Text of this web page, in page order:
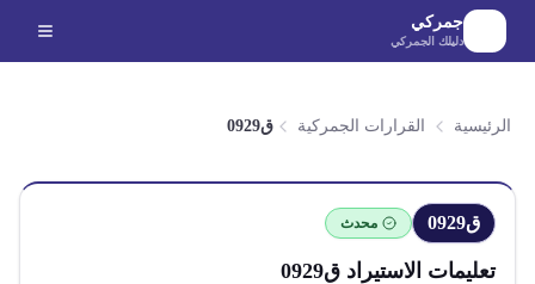
الانتقال إلى المحتوى الرئيسي
جمركي
دليلك الجمركي
الرئيسية القرارات الجمركية ق0929
ق0929 محدث
تعليمات الاستيراد ق0929